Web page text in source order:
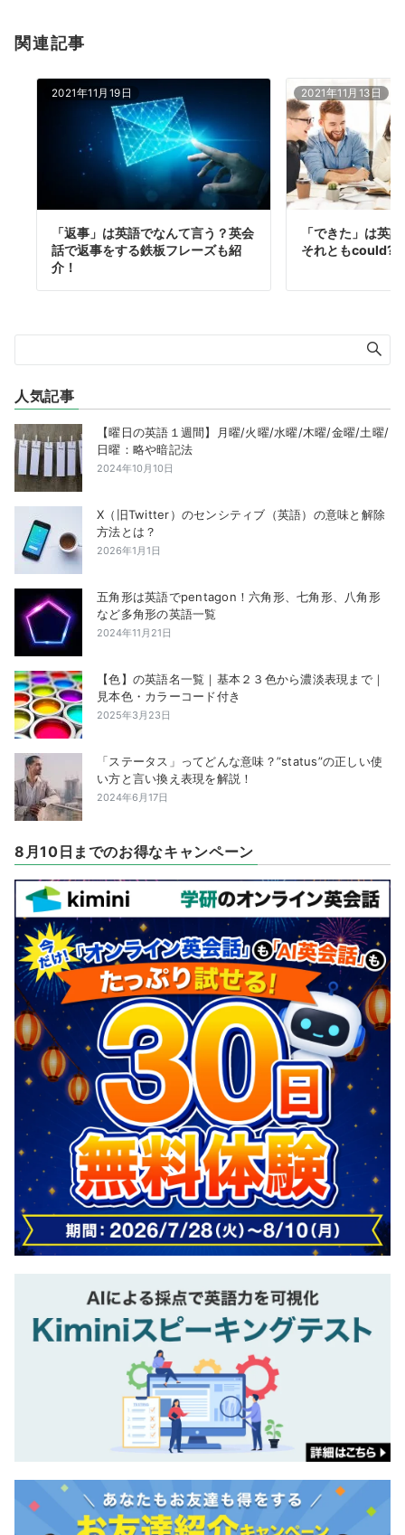
関連記事
2021年11月19日
「返事」は英語でなんて言う？英会
話で返事をする鉄板フレーズも紹
介！
2021年11月13日
「できた」は英
それともcould?
人気記事
【曜日の英語１週間】月曜/火曜/水曜/木曜/金曜/土曜/
日曜：略や暗記法
2024年10月10日
X（旧Twitter）のセンシティブ（英語）の意味と解除
方法とは？
2026年1月1日
五角形は英語でpentagon！六角形、七角形、八角形
など多角形の英語一覧
2024年11月21日
【色】の英語名一覧｜基本２３色から濃淡表現まで｜
見本色・カラーコード付き
2025年3月23日
「ステータス」ってどんな意味？”status”の正しい使
い方と言い換え表現を解説！
2024年6月17日
8月10日までのお得なキャンペーン